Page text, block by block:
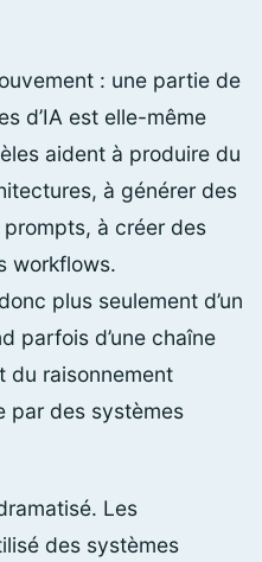
: une partie de
d’IA est elle-même
aident à produire du
à générer des
à créer des
workflows.
plus seulement d’un
parfois d’une chaîne
du raisonnement
par des systèmes
Les
des systèmes